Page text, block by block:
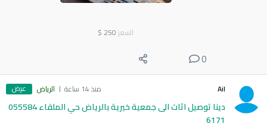
السعر 250
$
0
Ail منذ 14 ساعة الرياض عرض
دينا توصيل اثاث الى جمعية خيرية بالرياض حي الملقاء 055584
6171